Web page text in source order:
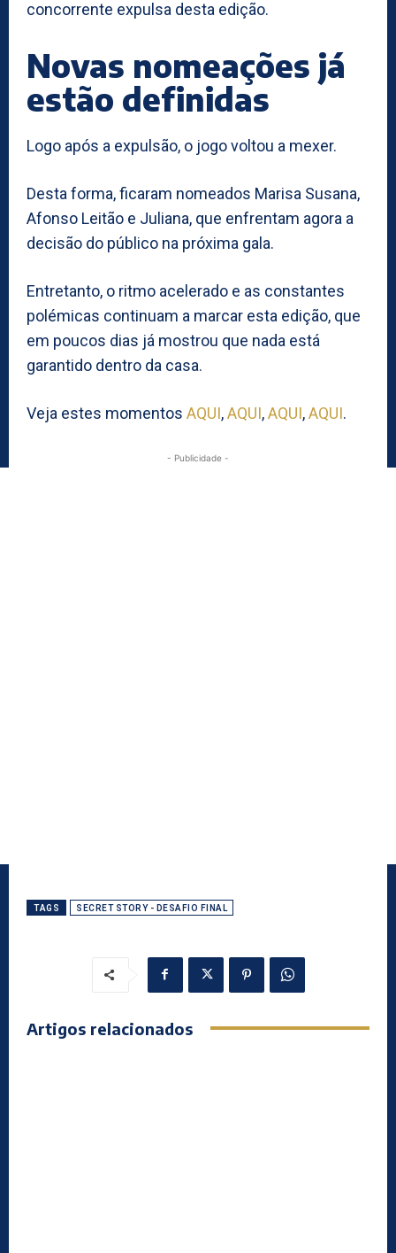
concorrente expulsa desta edição.
Novas nomeações já
estão definidas
Logo após a expulsão, o jogo voltou a mexer.
Desta forma, ficaram nomeados Marisa Susana,
Afonso Leitão e Juliana, que enfrentam agora a
decisão do público na próxima gala.
Entretanto, o ritmo acelerado e as constantes
polémicas continuam a marcar esta edição, que
em poucos dias já mostrou que nada está
garantido dentro da casa.
Veja estes momentos AQUI,AQUI,AQUI,AQUI.
- Publicidade -
TAGS SECRET STORY - DESAFIO FINAL
Artigos relacionados